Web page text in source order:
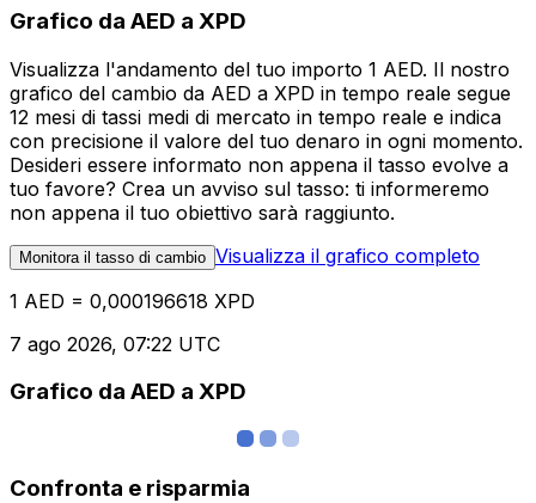
Grafico da AED a XPD
Visualizza l'andamento del tuo importo 1 AED. Il nostro
grafico del cambio da AED a XPD in tempo reale segue
12 mesi di tassi medi di mercato in tempo reale e indica
con precisione il valore del tuo denaro in ogni momento.
Desideri essere informato non appena il tasso evolve a
tuo favore? Crea un avviso sul tasso: ti informeremo
non appena il tuo obiettivo sarà raggiunto.
Monitora il tasso di cambio Visualizza il grafico completo
1 AED = 0,000196618 XPD
7 ago 2026, 07:22 UTC
Grafico da AED a XPD
Confronta e risparmia